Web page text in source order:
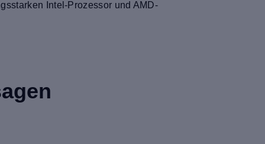
Intel-Prozessor und AMD-